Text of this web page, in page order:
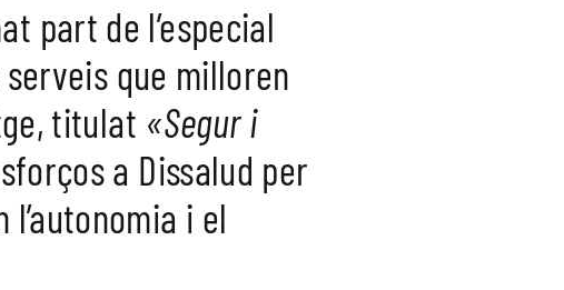
part de l’especial
que milloren
titulat «Segur i
a Dissalud per
i el